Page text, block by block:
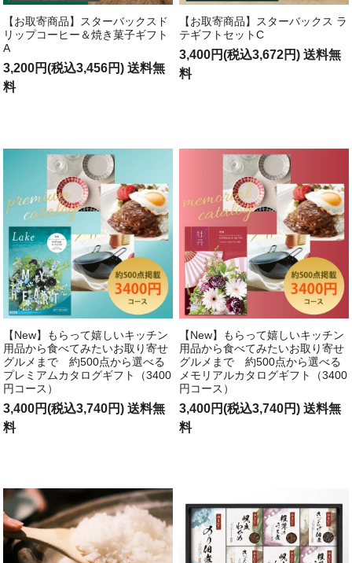
【お取寄商品】スターバックスド
リップコーヒー＆焼き菓子ギフト
A
3,200円(税込3,456円) 送料無
料
【お取寄商品】スターバックス ラ
テギフトセットC
3,400円(税込3,672円) 送料無
料
【New】もらって嬉しいキッチン
用品から食べてみたいお取り寄せ
グルメまで 約500点から選べる
プレミアムカタログギフト（3400
円コース）
3,400円(税込3,740円) 送料無
料
【New】もらって嬉しいキッチン
用品から食べてみたいお取り寄せ
グルメまで 約500点から選べる
メモリアルカタログギフト（3400
円コース）
3,400円(税込3,740円) 送料無
料